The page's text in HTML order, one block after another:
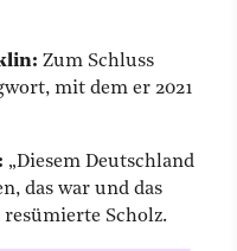
Zum Schluss
mit dem er 2021
„Diesem Deutschland
das war und das
resümierte Scholz.